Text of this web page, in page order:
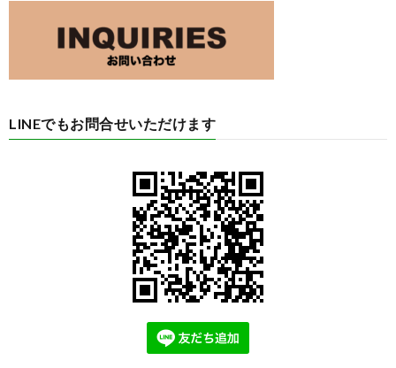
LINEでもお問合せいただけます